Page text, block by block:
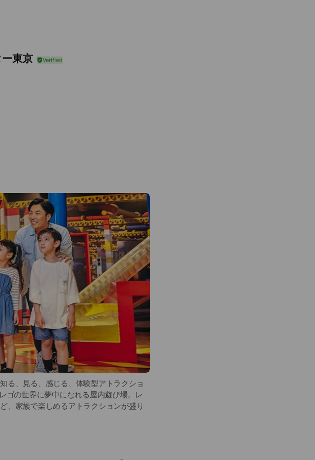
東京
る、見る、感じる、体験型アトラクショ
ゴの世界に夢中になれる屋内遊び場。レ
、家族で楽しめるアトラクションが盛り